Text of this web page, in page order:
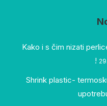
Kako i s čim nizati
!
Shrink plastic-